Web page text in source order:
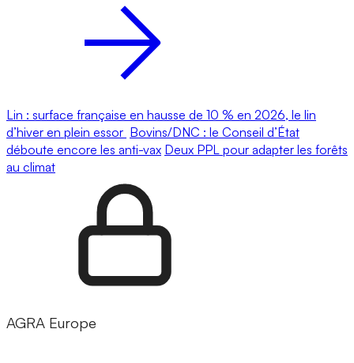
Lin : surface française en hausse de 10 % en 2026, le lin
d’hiver en plein essor Bovins/DNC : le Conseil d’État
déboute encore les anti-vax Deux PPL pour adapter les forêts
au climat
AGRA Europe